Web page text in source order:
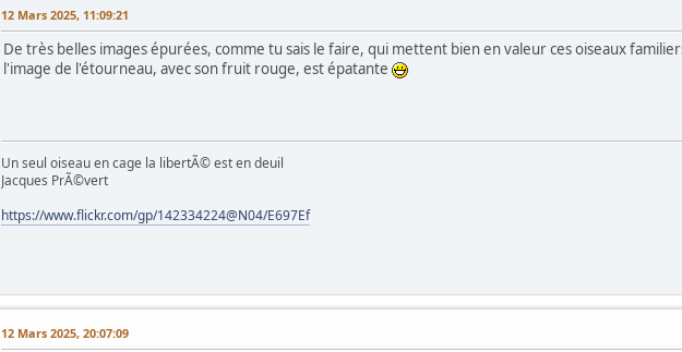
12 Mars 2025, 11:09:21
De très belles images épurées, comme tu sais le faire, qui mettent bien en valeur ces oiseaux
l'image de l'étourneau, avec son fruit rouge, est épatante
Un seul oiseau en cage la libertÃ© est en deuil
Jacques PrÃ©vert
https://www.flickr.com/gp/142334224@N04/E697Ef
12 Mars 2025, 20:07:09